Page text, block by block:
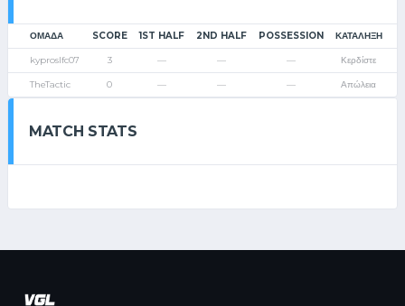
ΟΜΑΔΑ SCORE 1ST HALF 2ND HALF POSSESSION ΚΑΤΆΛΗΞΗ
kyproslfc07 3 — — — Κερδίστε
TheTactic 0 — — — Απώλεια
MATCH STATS